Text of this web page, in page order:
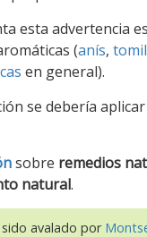
esta advertencia
(anís,
en general).
se debería
sobre remedios
natural.
avalado por